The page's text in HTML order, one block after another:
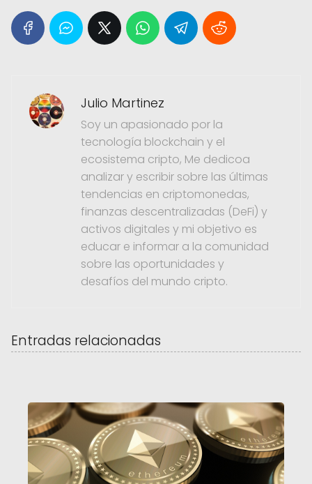
Julio Martinez
Soy un apasionado por la
tecnología blockchain y el
ecosistema cripto, Me dedicoa
analizar y escribir sobre las últimas
tendencias en criptomonedas,
finanzas descentralizadas (DeFi) y
activos digitales y mi objetivo es
educar e informar a la comunidad
sobre las oportunidades y
desafíos del mundo cripto.
Entradas relacionadas